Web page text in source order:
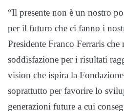
“Il presente non è un nostro
peril futuro che ci fanno i
Presidente Franco Ferraris che
soddisfazione per i risultati
vision che ispira la
soprattutto per favorire lo
generazioni future a cui co